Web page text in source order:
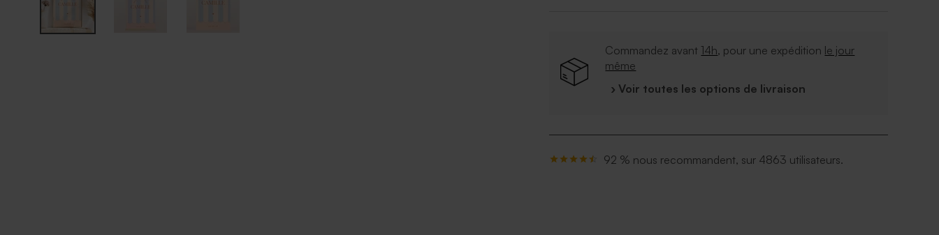
Commandez avant 14h, pour une expédition le jour
même
› Voir toutes les options de livraison
92 % nous recommandent, sur 4863 utilisateurs.